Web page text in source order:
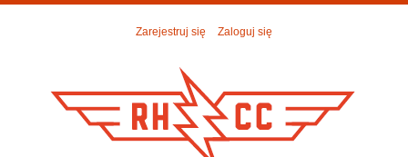
Zarejestruj się Zaloguj się